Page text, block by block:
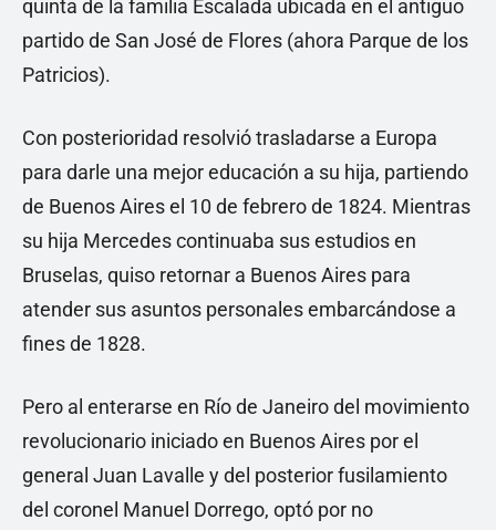
quinta de la familia Escalada ubicada en el antiguo
partido de San José de Flores (ahora Parque de los
Patricios).
Con posterioridad resolvió trasladarse a Europa
para darle una mejor educación a su hija, partiendo
de Buenos Aires el 10 de febrero de 1824. Mientras
su hija Mercedes continuaba sus estudios en
Bruselas, quiso retornar a Buenos Aires para
atender sus asuntos personales embarcándose a
fines de 1828.
Pero al enterarse en Río de Janeiro del movimiento
revolucionario iniciado en Buenos Aires por el
general Juan Lavalle y del posterior fusilamiento
del coronel Manuel Dorrego, optó por no